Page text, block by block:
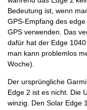
Bedeutung ist, wenn
GPS-Empfang des
GPS verwenden. Das
dafür hat der Edge
man kann problemlos
Woche).
Der ursprüngliche
Edge 2 ist es nicht. Die
winzig. Den Solar Edge